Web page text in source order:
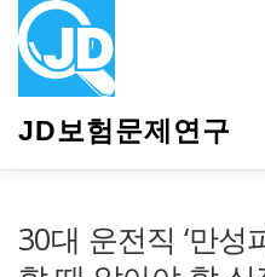
JD보험문제연구
30대 운전직 ‘만성